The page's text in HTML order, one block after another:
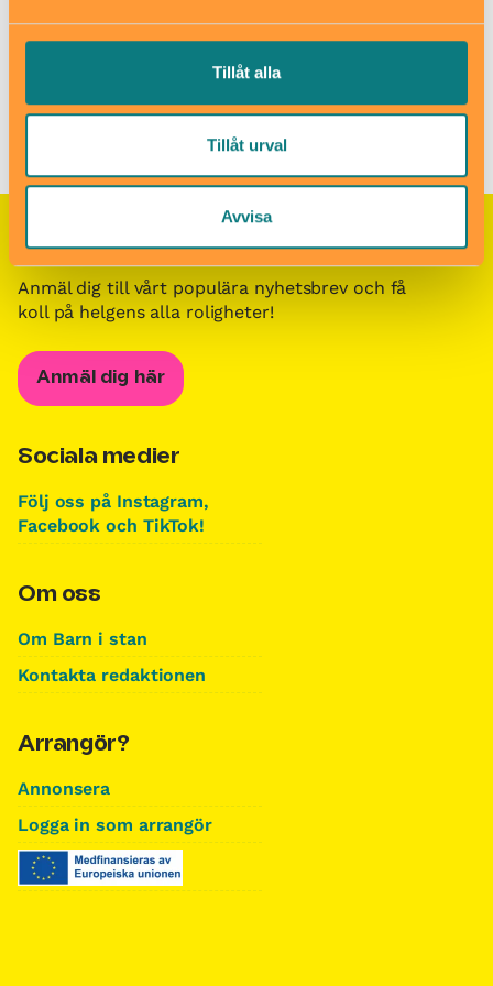
Tillåt alla
Tillåt urval
Avvisa
Besöksmål för barn och familjer i Stockholm / Lekparken
Nyhetsbrevet Helgkoll
Anmäl dig till vårt populära nyhetsbrev och få
koll på helgens alla roligheter!
Anmäl dig här
Sociala medier
Följ oss på Instagram,
Facebook och TikTok!
Om oss
Om Barn i stan
Kontakta redaktionen
Arrangör?
Annonsera
Logga in som arrangör